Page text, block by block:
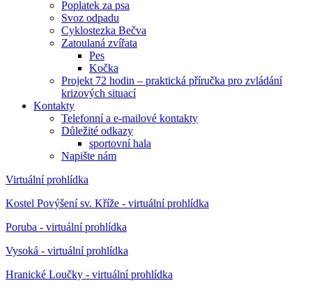
Poplatek za psa
Svoz odpadu
Cyklostezka Bečva
Zatoulaná zvířata
Pes
Kočka
Projekt 72 hodin – praktická příručka pro zvládání
krizových situací
Kontakty
Telefonní a e-mailové kontakty
Důležité odkazy
sportovní hala
Napište nám
Virtuální prohlídka
Kostel Povýšení sv. Kříže - virtuální prohlídka
Poruba - virtuální prohlídka
Vysoká - virtuální prohlídka
Hranické Loučky - virtuální prohlídka